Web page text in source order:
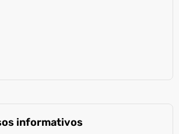
informativos